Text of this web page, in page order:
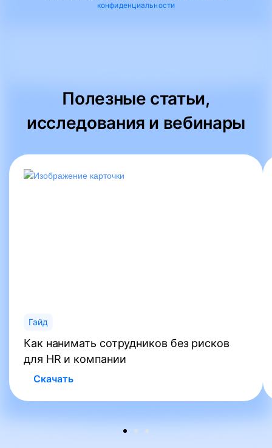
конфиденциальности
Полезные статьи,
исследования и вебинары
Гайд
Как нанимать сотрудников без рисков
для HR и компании
Скачать